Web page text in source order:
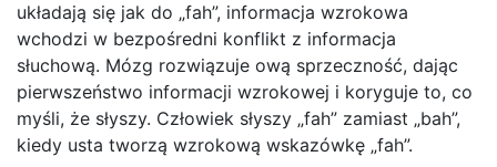
układają się jak do „fah”, informacja wzrokowa
wchodzi w bezpośredni konflikt z informacja
słuchową. Mózg rozwiązuje ową sprzeczność, dając
pierwszeństwo informacji wzrokowej i koryguje to, co
myśli, że słyszy. Człowiek słyszy „fah” zamiast „bah”,
kiedy usta tworzą wzrokową wskazówkę „fah”.